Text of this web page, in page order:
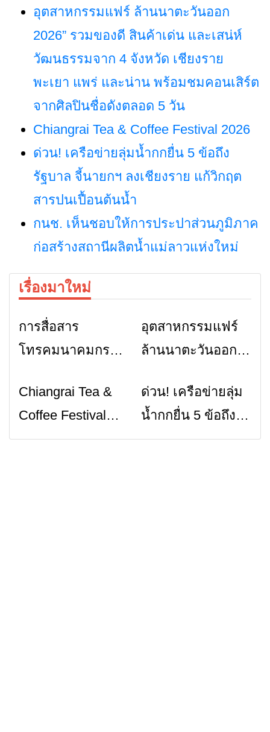
อุตสาหกรรมแฟร์ ล้านนาตะวันออก
2026” รวมของดี สินค้าเด่น และเสน่ห์
วัฒนธรรมจาก 4 จังหวัด เชียงราย
พะเยา แพร่ และน่าน พร้อมชมคอนเสิร์ต
จากศิลปินชื่อดังตลอด 5 วัน
Chiangrai Tea & Coffee Festival 2026
ด่วน! เครือข่ายลุ่มน้ำกกยื่น 5 ข้อถึง
รัฐบาล จี้นายกฯ ลงเชียงราย แก้วิกฤต
สารปนเปื้อนต้นน้ำ
กนช. เห็นชอบให้การประปาส่วนภูมิภาค
ก่อสร้างสถานีผลิตน้ำแม่ลาวแห่งใหม่
เรื่องมาใหม่
การสื่อสาร
โทรคมนาคมกรณี
เมื่อสัญญาณขาด
การสื่อสารต้องไม่
หยุด
ข่าวเชียงราย
อุตสาหกรรมแฟร์
ล้านนาตะวันออก
สินค้าเด่น และ
เสน่ห์วัฒนธรรม
จาก 4 จังหวัด
ข่าวเชียงราย
Chiangrai Tea &
Coffee Festival
2026
ข่าวเชียงราย
ด่วน! เครือข่ายลุ่ม
น้ำกกยื่น 5 ข้อถึง
รัฐบาล จี้นายกฯ ลง